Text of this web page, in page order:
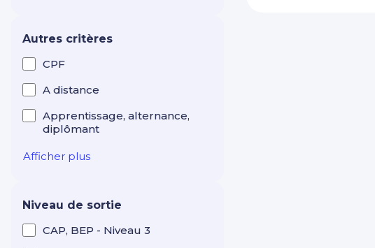
Marketing et
télécom
Ressources humaines
Autres critères
CPF
A distance
Apprentissage, alternance,
diplômant
Afficher plus
Niveau de sortie
CAP, BEP - Niveau 3